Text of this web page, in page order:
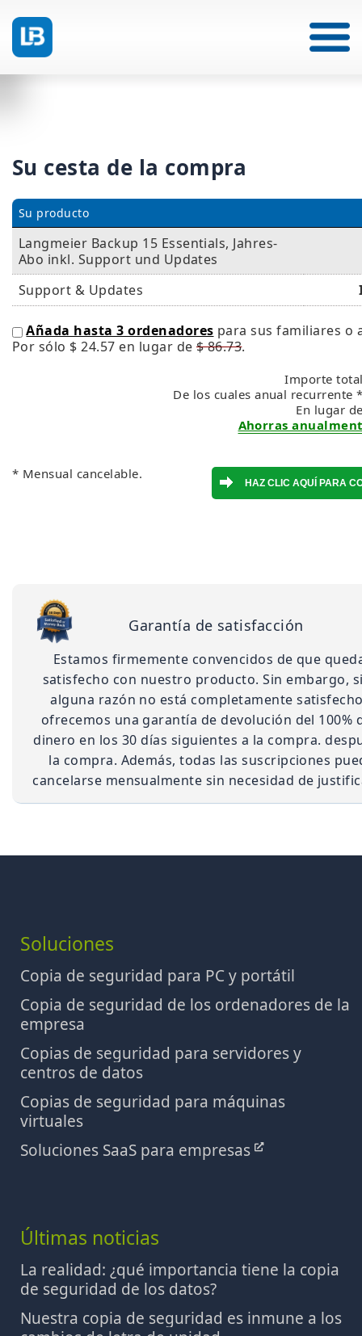
Su cesta de la compra
Su producto
Langmeier Backup 15 Essentials, Jahres-
Abo inkl. Support und Updates
Support & Updates
Añada hasta 3 ordenadores para sus familiares o
Por sólo $ 24.57 en lugar de $ 86.73.
Importe
De los cuales anual recurrente
En lugar
Ahorras
* Mensual cancelable.
Garantía de satisfacción
Estamos firmemente convencidos de que
satisfecho con nuestro producto. Sin embargo,
alguna razón no está completamente
ofrecemos una garantía de devolución del 100%
dinero en los 30 días siguientes a la compra.
la compra. Además, todas las suscripciones
cancelarse mensualmente sin necesidad de
Soluciones
Copia de seguridad para PC y portátil
Copia de seguridad de los ordenadores de la
empresa
Copias de seguridad para servidores y
centros de datos
Copias de seguridad para máquinas
virtuales
Soluciones SaaS para empresas
Últimas noticias
La realidad: ¿qué importancia tiene la copia
de seguridad de los datos?
Nuestra copia de seguridad es inmune a los